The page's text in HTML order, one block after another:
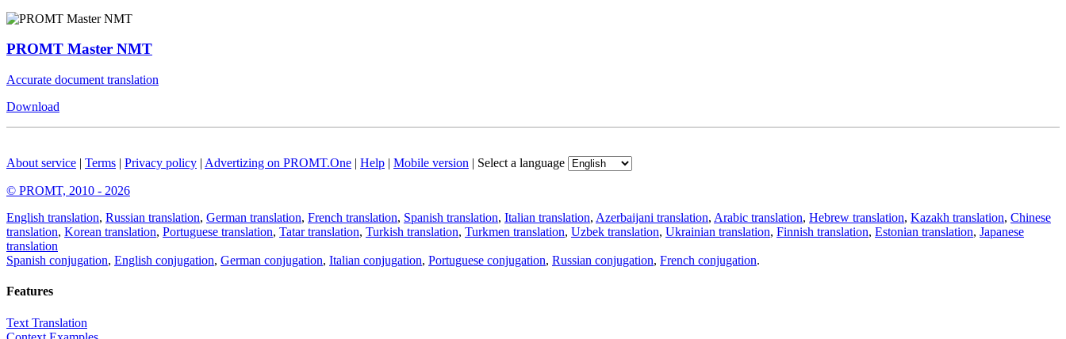
PROMT Master NMT
Accurate document translation
Download
About service | Terms | Privacy policy | Advertizing on PROMT.One | Help | Mobile version | Select a language
© PROMT, 2010 - 2026
English translation, Russian translation, German translation, French translation, Spanish translation, Italian translation, Azerbaijani translation, Arabic translation, Hebrew translation, Kazakh translation, Chinese
translation, Korean translation, Portuguese translation, Tatar translation, Turkish translation, Turkmen translation, Uzbek translation, Ukrainian translation, Finnish translation, Estonian translation, Japanese
translation
Spanish conjugation, English conjugation, German conjugation, Italian conjugation, Portuguese conjugation, Russian conjugation, French conjugation.
Features
Text Translation